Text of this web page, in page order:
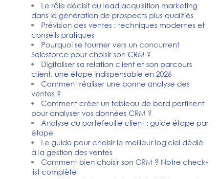
Le rôle décisif du lead acquisition marketing
dans la génération de prospects plus qualifiés
Prévision des ventes : techniques modernes et
conseils pratiques
Pourquoi se tourner vers un concurrent
Salesforce pour choisir son CRM ?
Digitaliser sa relation client et son parcours
client, une étape indispensable en 2026
Comment réaliser une bonne analyse des
ventes ?
Comment créer un tableau de bord pertinent
pour analyser vos données CRM ?
Analyse du portefeuille client : guide étape par
étape
Le guide pour choisir le meilleur logiciel dédié
à la gestion des ventes
Comment bien choisir son CRM ? Notre check-
list complète